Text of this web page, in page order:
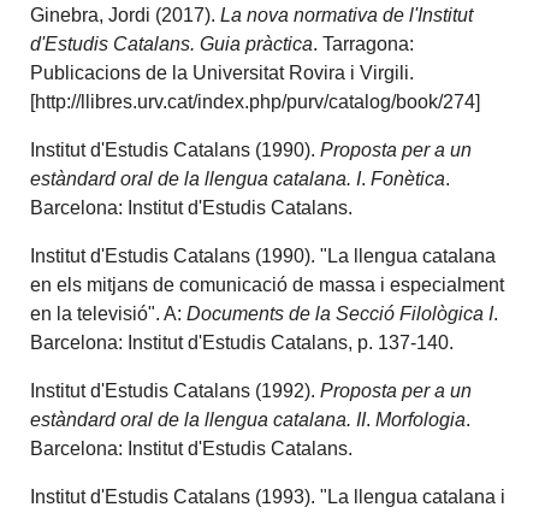
Ginebra, Jordi (2017).La nova normativa de l'Institut
d'Estudis Catalans. Guia pràctica. Tarragona:
Publicacions de la Universitat Rovira i Virgili.
[http://llibres.urv.cat/index.php/purv/catalog/book/274]
Institut d'Estudis Catalans (1990).Proposta per a un
estàndard oral de la llengua catalana. I.Fonètica.
Barcelona: Institut d'Estudis Catalans.
Institut d'Estudis Catalans (1990). "La llengua catalana
en els mitjans de comunicació de massa i especialment
en la televisió". A:Documents de la Secció Filològica I.
Barcelona: Institut d'Estudis Catalans, p. 137-140.
Institut d'Estudis Catalans (1992).Proposta per a un
estàndard oral de la llengua catalana. II.Morfologia.
Barcelona: Institut d'Estudis Catalans.
Institut d'Estudis Catalans (1993). "La llengua catalana i